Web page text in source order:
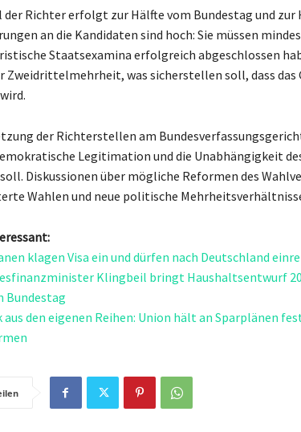
der Richter erfolgt zur Hälfte vom Bundestag und zur
an die Kandidaten sind hoch: Sie müssen
Staatsexamina erfolgreich abgeschlossen
Zweidrittelmehrheit, was sicherstellen soll, dass
der Richterstellen am
Legitimation und die Unabhängigkeit
Diskussionen über mögliche Reformen des
Wahlen und neue politische
klagen Visa ein und dürfen nach Deutschland
Klingbeil bringt Haushaltsentwurf
Bundestag
den eigenen Reihen: Union hält an Sparplänen